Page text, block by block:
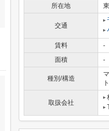
所在地
交通
賃料
-
面積
-
種別/構造
ト
取扱会社